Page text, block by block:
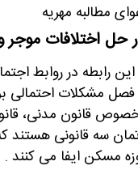
مطالبه مهریه
حل اختلافات موجر
رابطه در روابط
فصل مشکلات احتمالی
قانون مدنی،
سه قانونی هستند
مسکن ایفا می کنند .